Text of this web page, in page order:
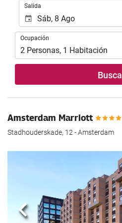
Salida
Ocupación
Ocupación
2 Personas, 1 Habitación
Amsterdam Marriott
Stadhouderskade, 12 - Amsterdam
Anterior